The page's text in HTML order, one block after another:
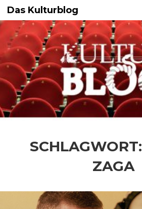
Das Kulturblog
SCHLAGWORT:
ZAGA